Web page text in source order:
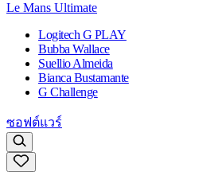
Le Mans Ultimate
Logitech G PLAY
Bubba Wallace
Suellio Almeida
Bianca Bustamante
G Challenge
ซอฟต์แวร์